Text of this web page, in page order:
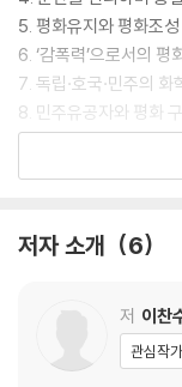
5. 평화유지와 평화조성
6. ‘감폭력’으로서의 평
7. 독립·호국·민주의 화
8. 민주유공자와 평화
9. 한국적이면서 세계
2. 보훈제도의 현황과 실
보훈법의 범주와 새로
저자 소개 6
저 이찬
관심작